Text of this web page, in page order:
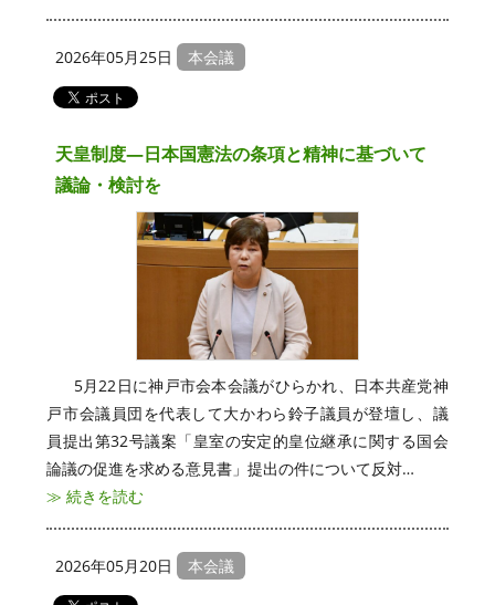
2026年05月25日 本会議
天皇制度―日本国憲法の条項と精神に基づいて
議論・検討を
5月22日に神戸市会本会議がひらかれ、日本共産党神
戸市会議員団を代表して大かわら鈴子議員が登壇し、議
員提出第32号議案「皇室の安定的皇位継承に関する国会
論議の促進を求める意見書」提出の件について反対…
≫ 続きを読む
2026年05月20日 本会議